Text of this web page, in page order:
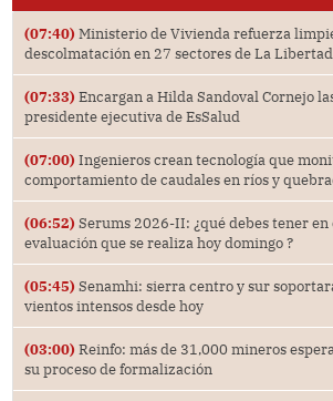
(07:40) Ministerio de Vivienda refuerza
descolmatación en 27 sectores de La Libertad
(07:33) Encargan a Hilda Sandoval Cornejo
presidente ejecutiva de EsSalud
(07:00) Ingenieros crean tecnología que
comportamiento de caudales en ríos y
(06:52) Serums 2026-II: ¿qué debes tener en
evaluación que se realiza hoy domingo ?
(05:45) Senamhi: sierra centro y sur
vientos intensos desde hoy
(03:00) Reinfo: más de 31,000 mineros
su proceso de formalización